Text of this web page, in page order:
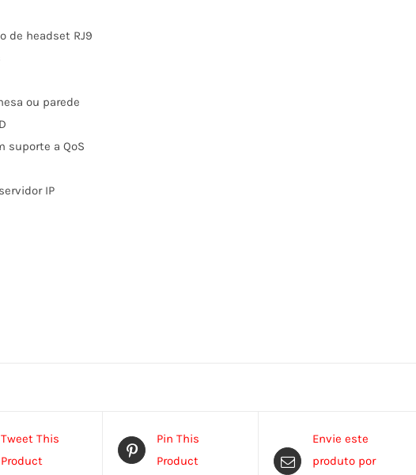
de headset RJ9
ou parede
suporte a QoS
IP
Tweet This
Product
Pin This
Product
Envie este
produto por